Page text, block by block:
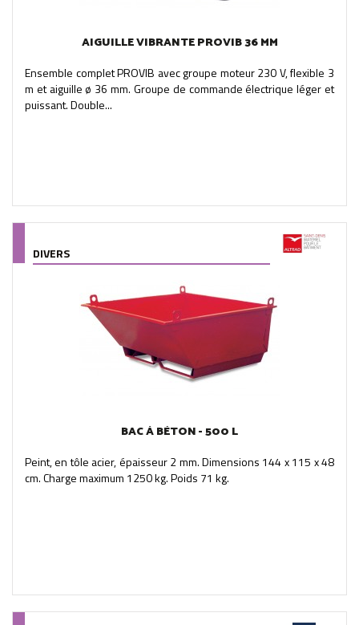
AIGUILLE VIBRANTE PROVIB 36 MM
Ensemble complet PROVIB avec groupe moteur 230 V, flexible 3
m et aiguille ø 36 mm. Groupe de commande électrique léger et
puissant. Double...
DIVERS
BAC À BÉTON - 500 L
Peint, en tôle acier, épaisseur 2 mm. Dimensions 144 x 115 x 48
cm. Charge maximum 1250 kg. Poids 71 kg.